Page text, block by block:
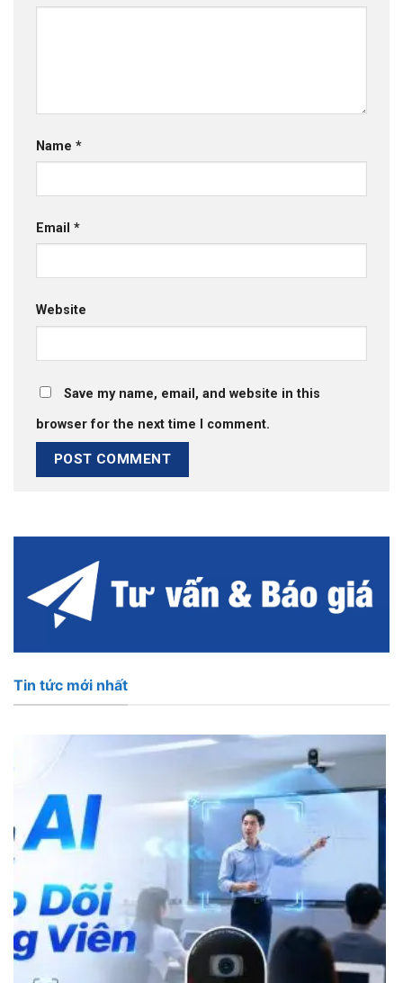
Name *
Email *
Website
Save my name, email, and website in this
browser for the next time I comment.
Tin tức mới nhất